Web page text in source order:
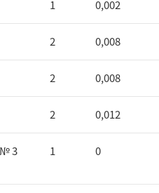
1 0,002
2 0,008
2 0,008
2 0,012
3
1 0